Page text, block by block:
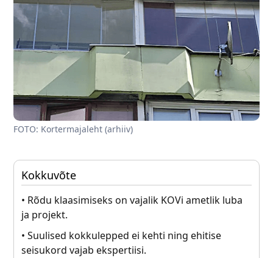
FOTO: Kortermajaleht (arhiiv)
Kokkuvõte
• Rõdu klaasimiseks on vajalik KOVi ametlik luba
ja projekt.
• Suulised kokkulepped ei kehti ning ehitise
seisukord vajab ekspertiisi.